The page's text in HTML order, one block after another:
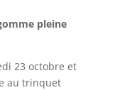
pleine
23 octobre et
au trinquet